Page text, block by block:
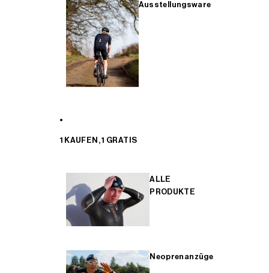
Ausstellungsware
1 KAUFEN, 1 GRATIS
ALLE
PRODUKTE
Neoprenanzüge